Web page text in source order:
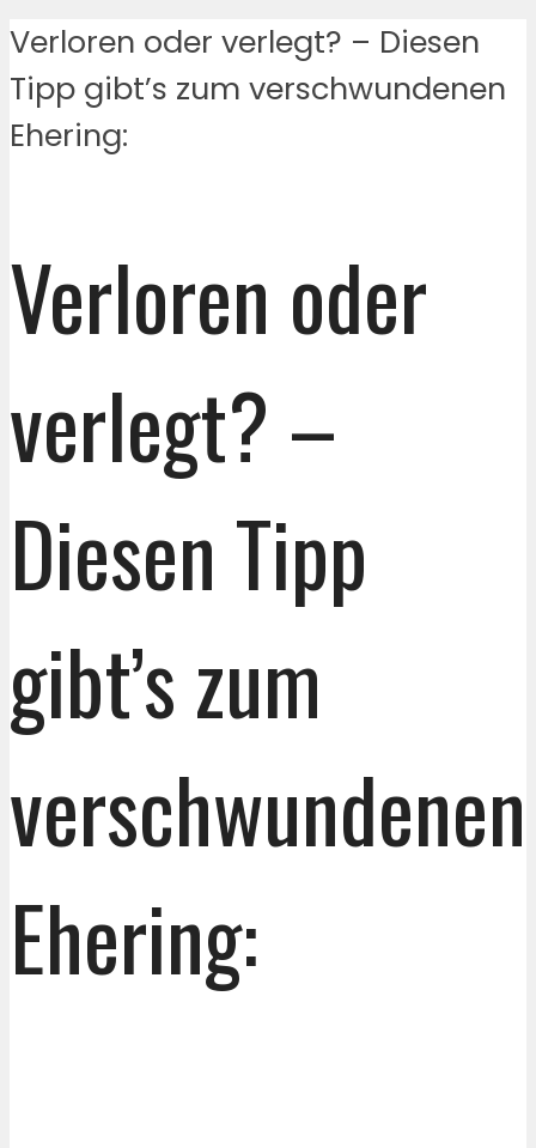
Verloren oder verlegt? – Diesen
Tipp gibt’s zum verschwundenen
Ehering:
Verloren oder
verlegt? –
Diesen Tipp
gibt’s zum
verschwundenen
Ehering: